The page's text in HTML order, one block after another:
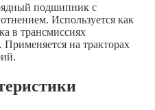
подшипник с
Используется как
в трансмиссиях
Применяется на тракторах